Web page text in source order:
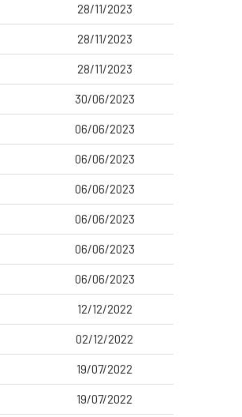
28/11/2023
28/11/2023
28/11/2023
30/06/2023
06/06/2023
06/06/2023
06/06/2023
06/06/2023
06/06/2023
06/06/2023
12/12/2022
02/12/2022
19/07/2022
19/07/2022